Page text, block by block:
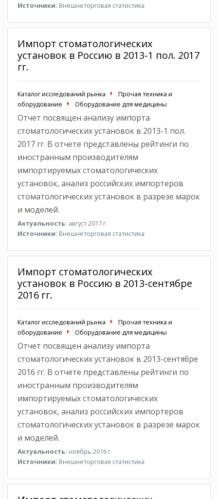
Источники: Внешнеторговая статистика
Импорт стоматологических
установок в Россию в 2013-1 пол. 2017
гг.
Каталог исследований рынка
Прочая техника и
оборудование
Оборудование для медицины
Отчет посвящен анализу импорта
стоматологических установок в 2013-1 пол.
2017 гг. В отчете представлены рейтинги по
иностранным производителям
импортируемых стоматологических
установок, анализ российских импортеров
стоматологических установок в разрезе марок
и моделей.
Актуальность: август 2017 г.
Источники: Внешнеторговая статистика
Импорт стоматологических
установок в Россию в 2013-сентябре
2016 гг.
Каталог исследований рынка
Прочая техника и
оборудование
Оборудование для медицины
Отчет посвящен анализу импорта
стоматологических установок в 2013-сентябре
2016 гг. В отчете представлены рейтинги по
иностранным производителям
импортируемых стоматологических
установок, анализ российских импортеров
стоматологических установок в разрезе марок
и моделей.
Актуальность: ноябрь 2016 г.
Источники: Внешнеторговая статистика